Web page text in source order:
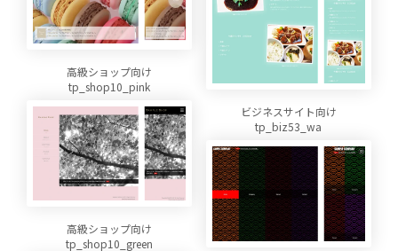
高級ショップ向け
tp_shop10_pink
ビジネスサイト向け
tp_biz53_wa
高級ショップ向け
tp_shop10_green